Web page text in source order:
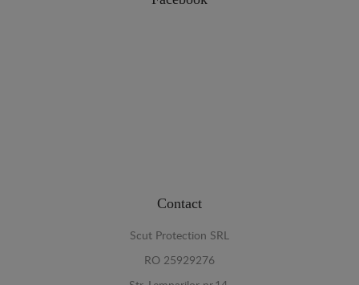
Contact
Scut Protection SRL
RO 25929276